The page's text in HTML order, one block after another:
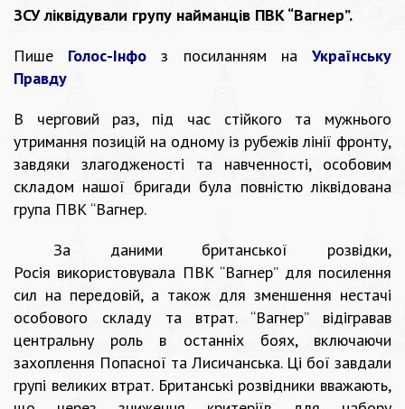
ЗСУ ліквідували групу найманців ПВК “Вагнер”.
Пише Голос-Інфо з посиланням на
Українську
Правду
В черговий раз, під час стійкого та мужнього
утримання позицій на одному із рубежів лінії фронту,
завдяки злагодженості та навченності, особовим
складом нашої бригади була повністю ліквідована
група ПВК “Вагнер.
За даними британської розвідки,
Росія використовувала ПВК “Вагнер” для посилення
сил на передовій, а також для зменшення нестачі
особового складу та втрат. “Вагнер” відігравав
центральну роль в останніх боях, включаючи
захоплення Попасної та Лисичанська. Ці бої завдали
групі великих втрат. Британські розвідники вважають,